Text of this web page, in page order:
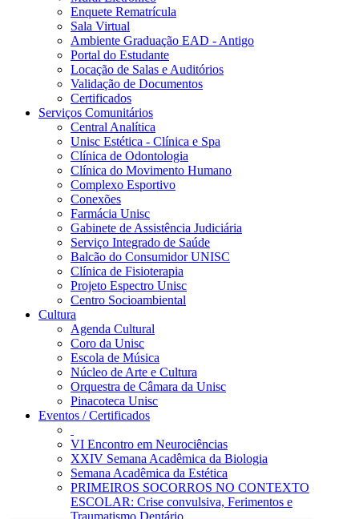
Enquete Rematrícula
Sala Virtual
Ambiente Graduação EAD - Antigo
Portal do Estudante
Locação de Salas e Auditórios
Validação de Documentos
Certificados
Serviços Comunitários
Central Analítica
Unisc Estética - Clínica e Spa
Clínica de Odontologia
Clínica do Movimento Humano
Complexo Esportivo
Conexões
Farmácia Unisc
Gabinete de Assistência Judiciária
Serviço Integrado de Saúde
Balcão do Consumidor UNISC
Clínica de Fisioterapia
Projeto Espectro Unisc
Centro Socioambiental
Cultura
Agenda Cultural
Coro da Unisc
Escola de Música
Núcleo de Arte e Cultura
Orquestra de Câmara da Unisc
Pinacoteca Unisc
Eventos / Certificados
VI Encontro em Neurociências
XXIV Semana Acadêmica da Biologia
Semana Acadêmica da Estética
PRIMEIROS SOCORROS NO CONTEXTO
ESCOLAR: Crise convulsiva, Ferimentos e
Traumatismo Dentário